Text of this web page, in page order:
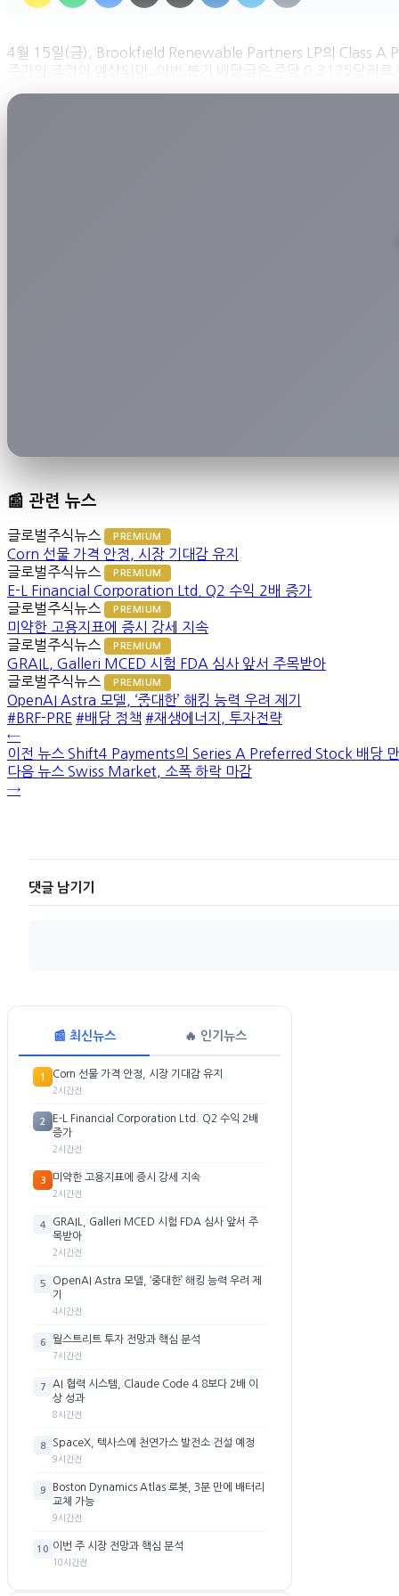
4월 15일(금), Brookfield Renewable Partners LP의 Class A
주가의 조정이 예상되며, 이번 분기 배당금은 주당 0.3125달러
📰 관련 뉴스
글로벌주식뉴스 PREMIUM
Corn 선물 가격 안정, 시장 기대감 유지
글로벌주식뉴스
PREMIUM
E-L Financial Corporation Ltd. Q2 수익 2배 증가
글로벌주식뉴스
PREMIUM
미약한 고용지표에 증시 강세 지속
글로벌주식뉴스
PREMIUM
GRAIL, Galleri MCED 시험 FDA 심사 앞서 주목받아
글로벌주식뉴스
PREMIUM
OpenAI Astra 모델, ‘중대한’ 해킹 능력 우려 제기
#BRF-PRE #배당 정책 #재생에너지, 투자전략
←
이전 뉴스 Shift4 Payments의 Series A Preferred Stock 배당
다음 뉴스 Swiss Market, 소폭 하락 마감
→
댓글 남기기
📰 최신뉴스 🔥 인기뉴스
1 Corn 선물 가격 안정, 시장 기대감 유지
2시간전
2
E-L Financial Corporation Ltd. Q2 수익 2배
증가
2시간전
3 미약한 고용지표에 증시 강세 지속
2시간전
4
GRAIL, Galleri MCED 시험 FDA 심사 앞서 주
목받아
2시간전
5
OpenAI Astra 모델, ‘중대한’ 해킹 능력 우려 제
기
4시간전
6 월스트리트 투자 전망과 핵심 분석
7시간전
7
AI 협력 시스템, Claude Code 4.8보다 2배 이
상 성과
8시간전
8 SpaceX, 텍사스에 천연가스 발전소 건설 예정
9시간전
9
Boston Dynamics Atlas 로봇, 3분 만에 배터리
교체 가능
9시간전
10 이번 주 시장 전망과 핵심 분석
10시간전